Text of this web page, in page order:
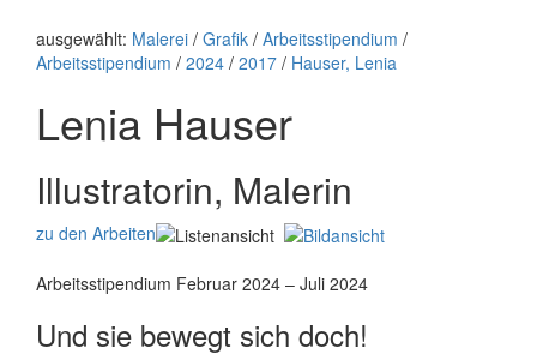
ausgewählt: Malerei / Grafik / Arbeitsstipendium /
Arbeitsstipendium / 2024 / 2017 / Hauser, Lenia
Lenia Hauser
Illustratorin, Malerin
zu den Arbeiten
Arbeitsstipendium Februar 2024 – Juli 2024
Und sie bewegt sich doch!